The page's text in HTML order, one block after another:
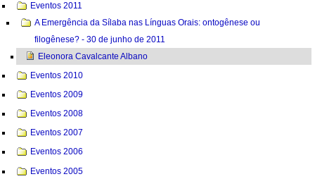
Eventos 2011
A Emergência da Sílaba nas Línguas Orais: ontogênese ou
filogênese? - 30 de junho de 2011
Eleonora Cavalcante Albano
Eventos 2010
Eventos 2009
Eventos 2008
Eventos 2007
Eventos 2006
Eventos 2005